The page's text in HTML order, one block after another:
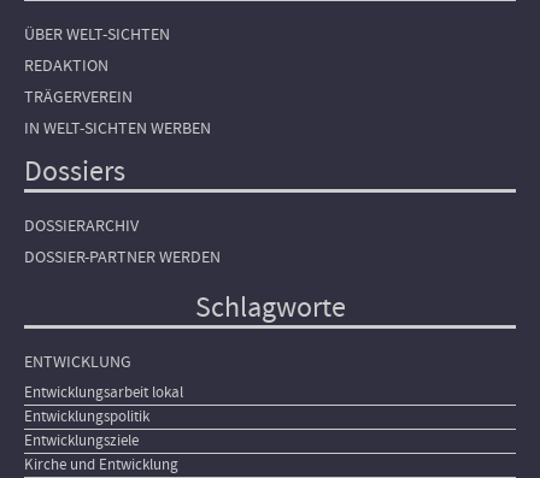
ÜBER WELT-SICHTEN
REDAKTION
TRÄGERVEREIN
IN WELT-SICHTEN WERBEN
Dossiers
DOSSIERARCHIV
DOSSIER-PARTNER WERDEN
Schlagworte
ENTWICKLUNG
Entwicklungsarbeit lokal
Entwicklungspolitik
Entwicklungsziele
Kirche und Entwicklung